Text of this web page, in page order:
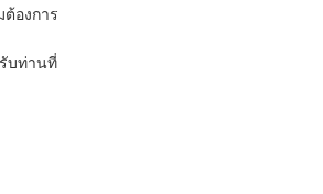
องการ
บท่านที่